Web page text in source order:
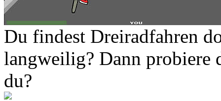
Du findest Dreiradfahren
langweilig? Dann probiere
du?